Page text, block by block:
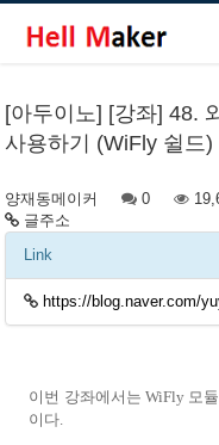
[아두이노] [강좌] 48.
사용하기 (WiFly 쉴드)
양재동메이커 0
글주소
Link
https://blog.naver.com/
이번 강좌에서는 WiFly 모
이다.